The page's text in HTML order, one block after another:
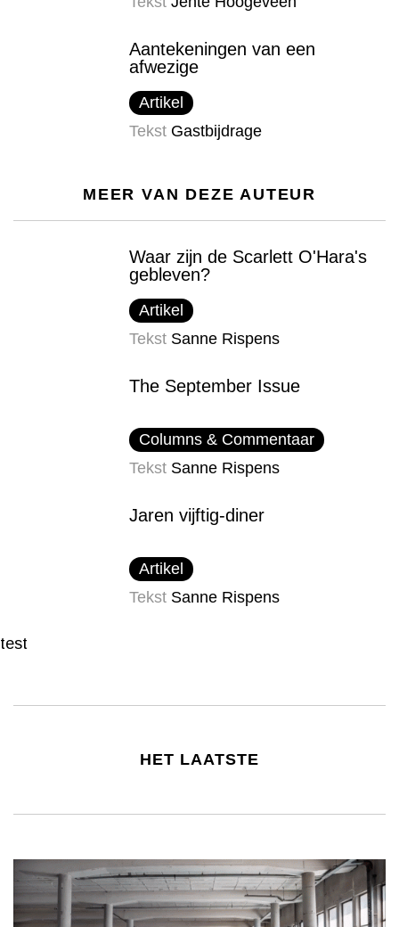
Aantekeningen van een
afwezige
Artikel
Tekst Gastbijdrage
MEER VAN DEZE AUTEUR
Waar zijn de Scarlett O'Hara's
gebleven?
Artikel
Tekst Sanne Rispens
The September Issue
Columns & Commentaar
Tekst Sanne Rispens
Jaren vijftig-diner
Artikel
Tekst Sanne Rispens
test
HET LAATSTE